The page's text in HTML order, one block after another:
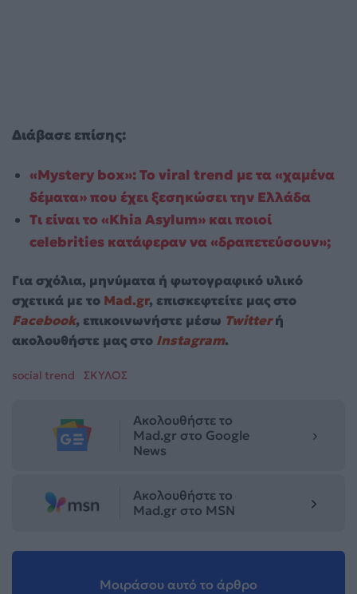
Διάβασε επίσης:
«Mystery box»: Το viral trend με τα «χαμένα
δέματα» που έχει ξεσηκώσει την Ελλάδα
Τι είναι το «Khia Asylum» και ποιοί
celebrities κατάφεραν να «δραπετεύσουν»;
Για σχόλια, μηνύματα ή φωτογραφικό υλικό
σχετικά με το Mad.gr, επισκεφτείτε μας στο
Facebook, επικοινωνήστε μέσω Twitterή
ακολουθήστε μας στο Instagram.
social trend ΣΚΥΛΟΣ
Ακολουθήστε το
Mad.gr στο Google
News
Ακολουθήστε το
Mad.gr στο MSN
Μοιράσου αυτό το άρθρο